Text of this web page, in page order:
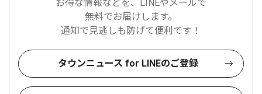
お得な情報などを、LINEやメールで
無料でお届けします。
通知で見逃しも防げて便利です！
タウンニュース for LINEのご登録